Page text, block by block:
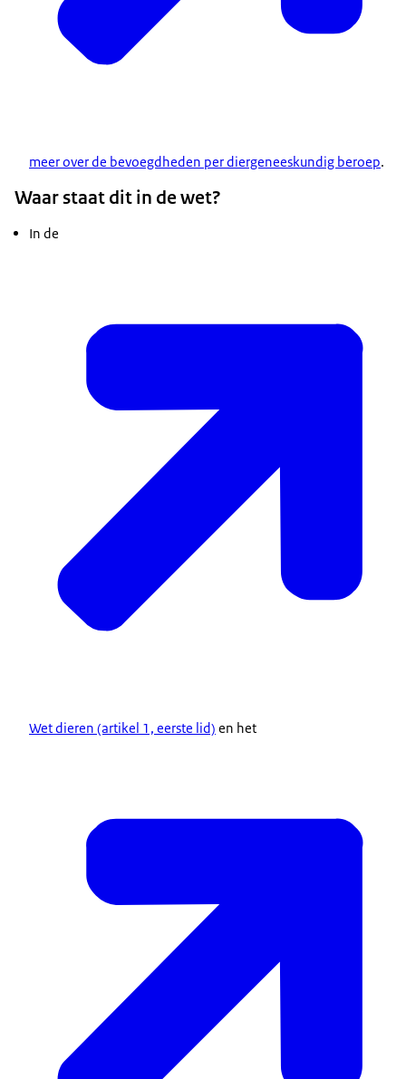
meer over de bevoegdheden per diergeneeskundig beroep.
Waar staat dit in de wet?
In de
Wet dieren (artikel 1, eerste lid) en het